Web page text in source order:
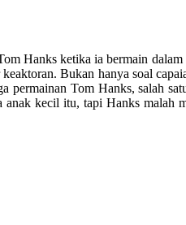
Hanks ketika ia bermain
Bukan hanya soal
Tom Hanks, salah
anak kecil itu, tapi Hanks malah